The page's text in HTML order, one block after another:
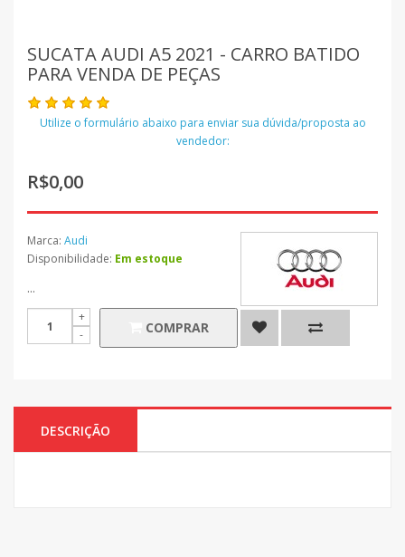
SUCATA AUDI A5 2021 - CARRO BATIDO
PARA VENDA DE PEÇAS
Utilize o formulário abaixo para enviar sua dúvida/proposta ao
vendedor:
R$0,00
Marca: Audi
Disponibilidade: Em estoque
...
COMPRAR
DESCRIÇÃO